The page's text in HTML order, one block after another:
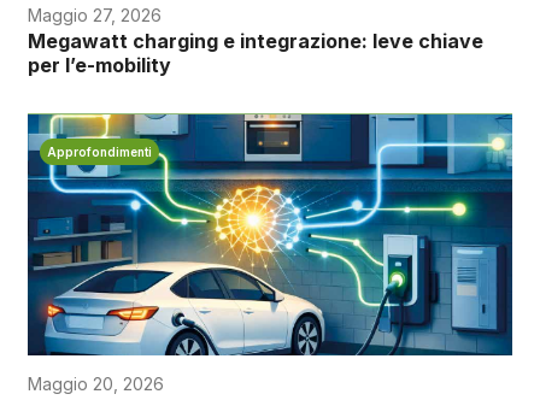
Maggio 27, 2026
Megawatt charging e integrazione: leve chiave
per l’e-mobility
Approfondimenti
Maggio 20, 2026